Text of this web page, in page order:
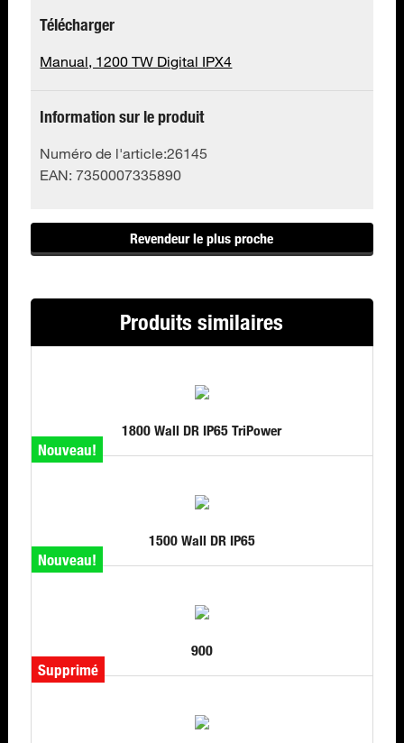
Télécharger
Manual, 1200 TW Digital IPX4
Information sur le produit
Numéro de l'article:26145
EAN:7350007335890
Revendeur le plus proche
Produits similaires
1800 Wall DR IP65 TriPower
Nouveau!
1500 Wall DR IP65
Nouveau!
900
Supprimé